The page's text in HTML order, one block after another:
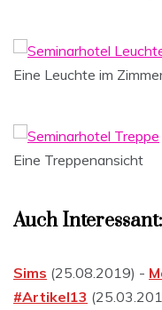
Eine Leuchte im
Eine Treppenansicht
Auch Interessant:
Sims (25.08.2019) -
#Artikel13